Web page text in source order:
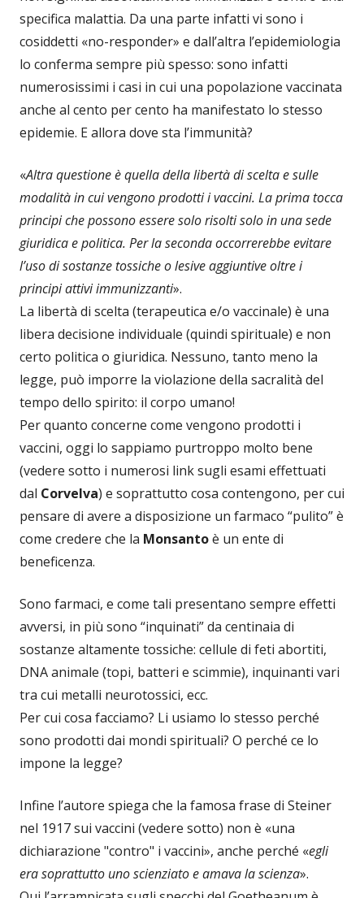
specifica malattia. Da una parte infatti vi sono i
cosiddetti «no-responder» e dall’altra l’epidemiologia
lo conferma sempre più spesso: sono infatti
numerosissimi i casi in cui una popolazione vaccinata
anche al cento per cento ha manifestato lo stesso
epidemie. E allora dove sta l’immunità?
«Altra questione è quella della libertà di scelta e sulle
modalità in cui vengono prodotti i vaccini. La prima tocca
principi che possono essere solo risolti solo in una sede
giuridica e politica. Per la seconda occorrerebbe evitare
l’uso di sostanze tossiche o lesive aggiuntive oltre i
principi attivi immunizzanti».
La libertà di scelta (terapeutica e/o vaccinale) è una
libera decisione individuale (quindi spirituale) e non
certo politica o giuridica. Nessuno, tanto meno la
legge, può imporre la violazione della sacralità del
tempo dello spirito: il corpo umano!
Per quanto concerne come vengono prodotti i
vaccini, oggi lo sappiamo purtroppo molto bene
(vedere sotto i numerosi link sugli esami effettuati
dal Corvelva) e soprattutto cosa contengono, per cui
pensare di avere a disposizione un farmaco “pulito” è
come credere che la Monsantoè un ente di
beneficenza.
Sono farmaci, e come tali presentano sempre effetti
avversi, in più sono “inquinati” da centinaia di
sostanze altamente tossiche: cellule di feti abortiti,
DNA animale (topi, batteri e scimmie), inquinanti vari
tra cui metalli neurotossici, ecc.
Per cui cosa facciamo? Li usiamo lo stesso perché
sono prodotti dai mondi spirituali? O perché ce lo
impone la legge?
Infine l’autore spiega che la famosa frase di Steiner
nel 1917 sui vaccini (vedere sotto) non è «una
dichiarazione "contro" i vaccini», anche perché «egli
era soprattutto uno scienziato e amava la scienza».